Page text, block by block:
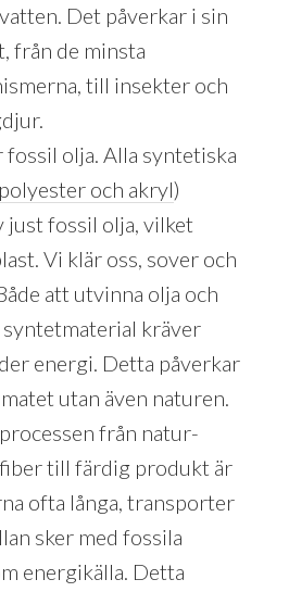
Det påverkar i sin
från de minsta
till insekter och
fossil olja. Alla syntetiska
polyester och akryl)
just fossil olja, vilket
Vi klär oss, sover och
att utvinna olja och
kräver
energi. Detta påverkar
utan även naturen.
från natur-
till färdig produkt är
ofta långa, transporter
sker med fossila
energikälla. Detta